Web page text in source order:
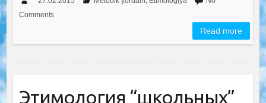
Comments
Read more
Этимология “школьных”